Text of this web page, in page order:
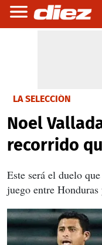
LA SELECCIÓN
Noel
recorrido
Este será el duelo
juego entre